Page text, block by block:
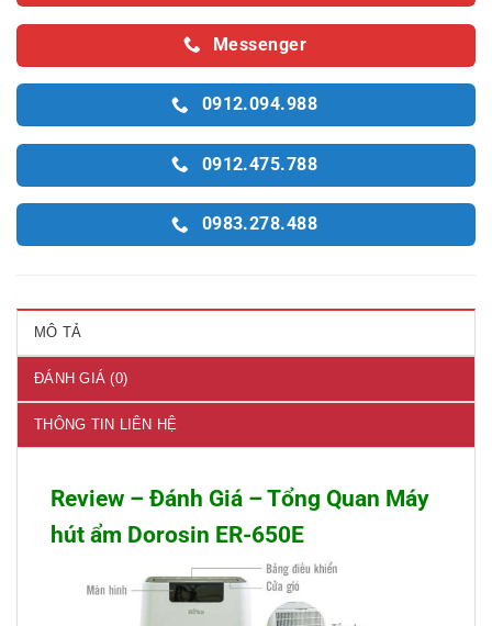
Messenger
0912.094.988
0912.475.788
0983.278.488
MÔ TẢ
ĐÁNH GIÁ (0)
THÔNG TIN LIÊN HỆ
Review – Đánh Giá – Tổng Quan Máy
hút ẩm Dorosin ER-650E